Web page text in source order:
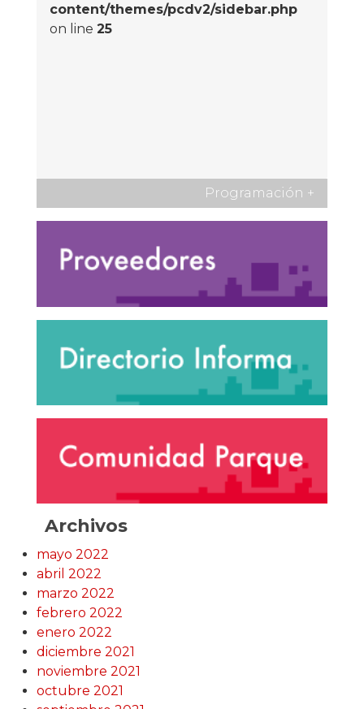
content/themes/pcdv2/sidebar.php
on line 25
Programación +
Archivos
mayo 2022
abril 2022
marzo 2022
febrero 2022
enero 2022
diciembre 2021
noviembre 2021
octubre 2021